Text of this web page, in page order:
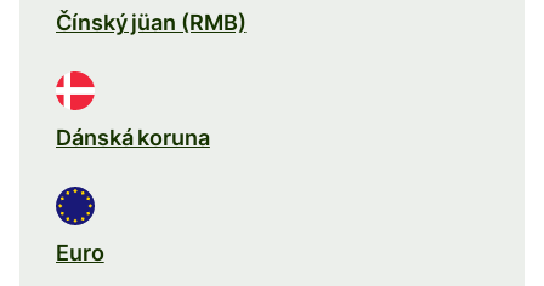
Čínský jüan (RMB)
Dánská koruna
Euro